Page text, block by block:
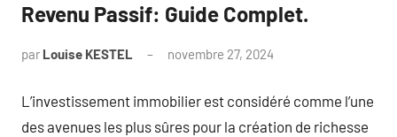
Revenu Passif: Guide Complet.
par Louise KESTEL novembre 27, 2024
L’investissement immobilier est considéré comme l’une
des avenues les plus sûres pour la création de richesse